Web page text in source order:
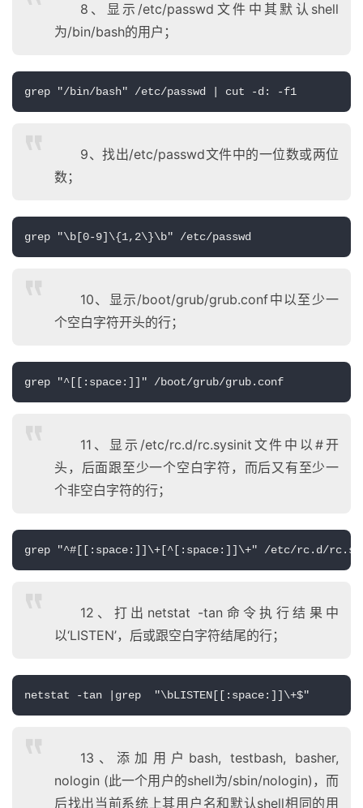
8、显示/etc/passwd文件中其默认shell
为/bin/bash的用户；
grep "/bin/bash" /etc/passwd | cut -d: -f1
9、找出/etc/passwd文件中的一位数或两位
数；
grep "\b[0-9]\{1,2\}\b" /etc/passwd
10、显示/boot/grub/grub.conf中以至少一
个空白字符开头的行；
grep "^[[:space:]]" /boot/grub/grub.conf
11、显示/etc/rc.d/rc.sysinit文件中以#开
头，后面跟至少一个空白字符，而后又有至少一
个非空白字符的行；
grep "^#[[:space:]]\+[^[:space:]]\+" /etc/rc.d/
12、打出netstat -tan命令执行结果中
以‘LISTEN’，后或跟空白字符结尾的行；
netstat -tan |grep  "\bLISTEN[[:space:]]\+$"
13、添加用户bash, testbash, basher,
nologin (此一个用户的shell为/sbin/nologin)，而
后找出当前系统上其用户名和默认shell相同的用